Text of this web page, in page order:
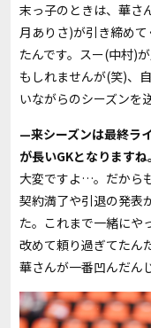
末っ子のときは、華さ
月ありさ)が引き締め
たんです。スー(中村)
もしれませんが(笑)、
いながらのシーズンを
—来シーズンは最終ラ
が長いGKとなりますね。
大変ですよ…。だから
契約満了や引退の発表
た。これまで一緒にや
改めて頼り過ぎてたん
華さんが一番凹んだん